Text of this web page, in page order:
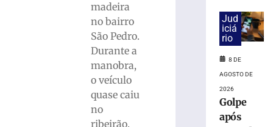
madeira
no bairro
São Pedro.
Durante a
manobra,
o veículo
quase caiu
no
ribeirão,
atropelado
Bento
Jud
iciá
rio
8 DE
AGOSTO DE
2026
Golpe
após